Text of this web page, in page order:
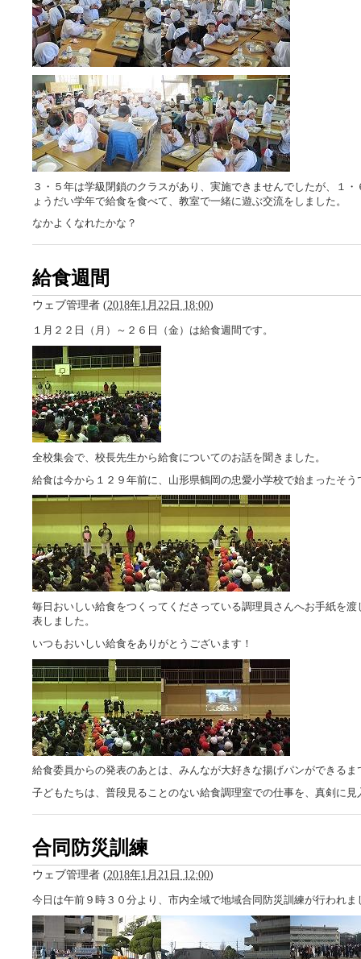
３・５年は学級閉鎖のクラスがあり、実施できませんでしたが、１
ょうだい学年で給食を食べて、教室で一緒に遊ぶ交流をしました。
なかよくなれたかな？
給食週間
ウェブ管理者 (2018年1月22日 18:00)
１月２２日（月）～２６日（金）は給食週間です。
全校集会で、校長先生から給食についてのお話を聞きました。
給食は今から１２９年前に、山形県鶴岡の忠愛小学校で始まったそう
毎日おいしい給食をつくってくださっている調理員さんへお手紙を渡
表しました。
いつもおいしい給食をありがとうございます！
給食委員からの発表のあとは、みんなが大好きな揚げパンができるま
子どもたちは、普段見ることのない給食調理室での仕事を、真剣に見
合同防災訓練
ウェブ管理者 (2018年1月21日 12:00)
今日は午前９時３０分より、市内全域で地域合同防災訓練が行われま